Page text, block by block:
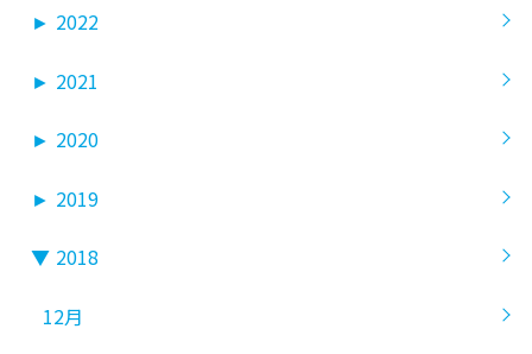
► 2022
► 2021
► 2020
► 2019
▼ 2018
12月